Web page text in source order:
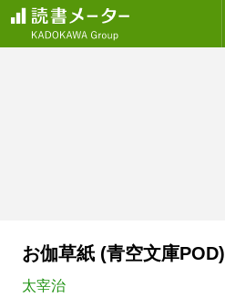
お伽草紙 (青空文庫POD)
太宰治